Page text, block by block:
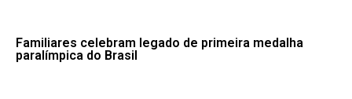
Familiares celebram legado de primeira medalha
paralímpica do Brasil